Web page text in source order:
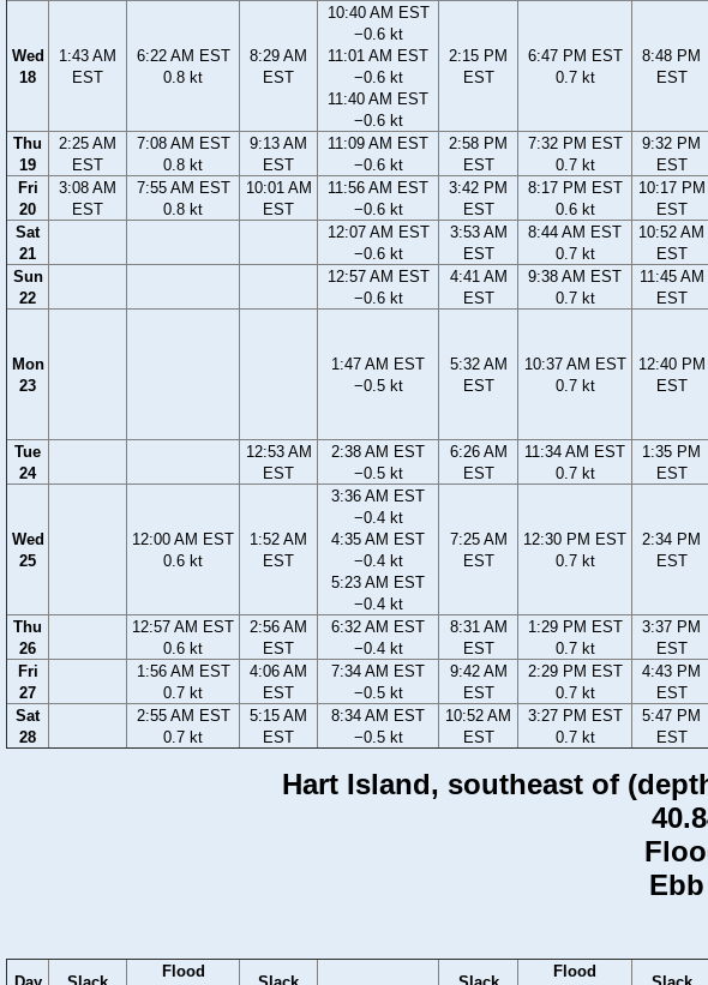
Wed
18
1:43 AM
EST
6:22 AM EST
0.8 kt
8:29 AM
EST
10:40 AM EST
−0.6 kt
11:01 AM EST
−0.6 kt
11:40 AM EST
−0.6 kt
2:15 PM
EST
6:47 PM EST
0.7 kt
8:48 PM
EST
Thu
19
2:25 AM
EST
7:08 AM EST
0.8 kt
9:13 AM
EST
11:09 AM EST
−0.6 kt
2:58 PM
EST
7:32 PM EST
0.7 kt
9:32 PM
EST
Fri
20
3:08 AM
EST
7:55 AM EST
0.8 kt
10:01 AM
EST
11:56 AM EST
−0.6 kt
3:42 PM
EST
8:17 PM EST
0.6 kt
10:17 PM
EST
Sat
21
12:07 AM EST
−0.6 kt
3:53 AM
EST
8:44 AM EST
0.7 kt
10:52 AM
EST
Sun
22
12:57 AM EST
−0.6 kt
4:41 AM
EST
9:38 AM EST
0.7 kt
11:45 AM
EST
Mon
23
1:47 AM EST
−0.5 kt
5:32 AM
EST
10:37 AM EST
0.7 kt
12:40 PM
EST
Tue
24
12:53 AM
EST
2:38 AM EST
−0.5 kt
6:26 AM
EST
11:34 AM EST
0.7 kt
1:35 PM
EST
Wed
25
12:00 AM EST
0.6 kt
1:52 AM
EST
3:36 AM EST
−0.4 kt
4:35 AM EST
−0.4 kt
5:23 AM EST
−0.4 kt
7:25 AM
EST
12:30 PM EST
0.7 kt
2:34 PM
EST
Thu
26
12:57 AM EST
0.6 kt
2:56 AM
EST
6:32 AM EST
−0.4 kt
8:31 AM
EST
1:29 PM EST
0.7 kt
3:37 PM
EST
Fri
27
1:56 AM EST
0.7 kt
4:06 AM
EST
7:34 AM EST
−0.5 kt
9:42 AM
EST
2:29 PM EST
0.7 kt
4:43 PM
EST
Sat
28
2:55 AM EST
0.7 kt
5:15 AM
EST
8:34 AM EST
−0.5 kt
10:52 AM
EST
3:27 PM EST
0.7 kt
5:47 PM
EST
Hart Island, southeast of
Flood Flood